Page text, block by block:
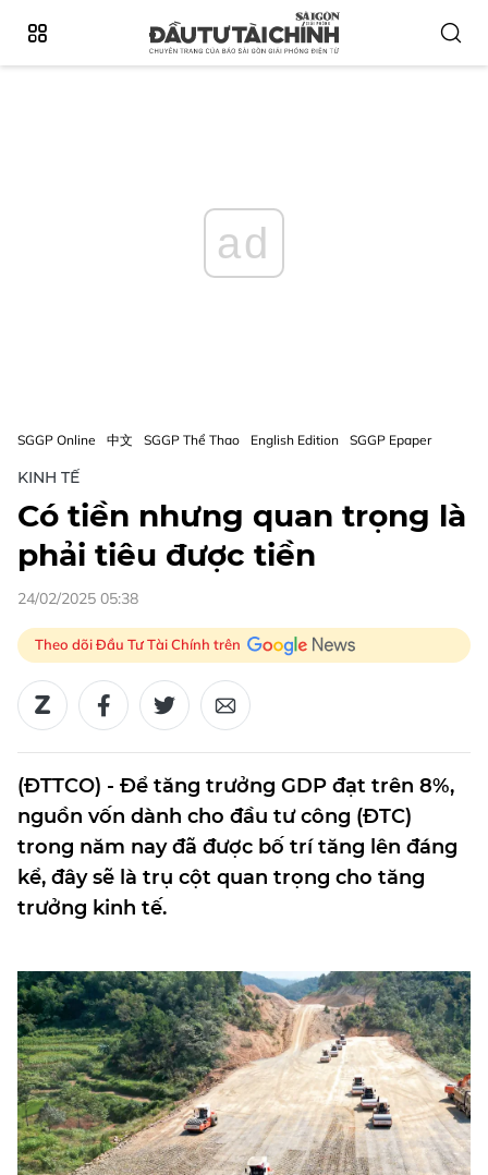
ad
SGGP Online 中文 SGGP Thể Thao English Edition SGGP Epaper
KINH TẾ
Có tiền nhưng quan trọng là
phải tiêu được tiền
24/02/2025 05:38
Theo dõi Đầu Tư Tài Chính trên
(ĐTTCO) - Để tăng trưởng GDP đạt trên 8%,
nguồn vốn dành cho đầu tư công (ĐTC)
trong năm nay đã được bố trí tăng lên đáng
kể, đây sẽ là trụ cột quan trọng cho tăng
trưởng kinh tế.